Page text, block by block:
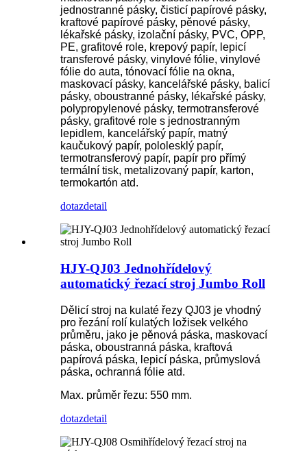
jednostranné pásky, čisticí papírové pásky,
kraftové papírové pásky, pěnové pásky,
lékařské pásky, izolační pásky, PVC, OPP,
PE, grafitové role, krepový papír, lepicí
transferové pásky, vinylové fólie, vinylové
fólie do auta, tónovací fólie na okna,
maskovací pásky, kancelářské pásky, balicí
pásky, oboustranné pásky, lékařské pásky,
polypropylenové pásky, termotransferové
pásky, grafitové role s jednostranným
lepidlem, kancelářský papír, matný
kaučukový papír, pololesklý papír,
termotransferový papír, papír pro přímý
termální tisk, metalizovaný papír, karton,
termokartón atd.
dotazdetail
HJY-QJ03 Jednohřídelový
automatický řezací stroj Jumbo Roll
Dělicí stroj na kulaté řezy QJ03 je vhodný
pro řezání rolí kulatých ložisek velkého
průměru, jako je pěnová páska, maskovací
páska, oboustranná páska, kraftová
papírová páska, lepicí páska, průmyslová
páska, ochranná fólie atd.
Max. průměr řezu: 550 mm.
dotazdetail